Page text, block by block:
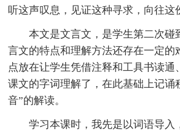
听这声叹息，见证这种寻求，向往
本文是文言文，是学生第二次碰
言文的特点和理解方法还存在一定的
点放在让学生凭借注释和工具书读通
课文的字词理解了，在此基础上记诵
音”的解读。
学习本课时，我先是以词语导入